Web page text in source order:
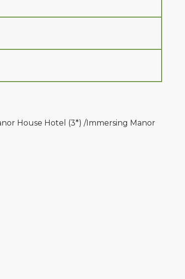
House Hotel (3*) /Immersing Manor